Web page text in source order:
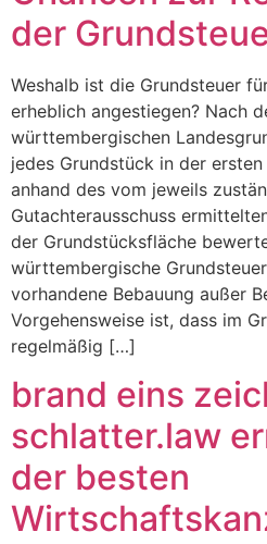
der
Weshalb ist die Grundsteuer
erheblich angestiegen? Nach
württembergischen
jedes Grundstück in der
anhand des vom jeweils
Gutachterausschuss
der Grundstücksfläche
württembergische
vorhandene Bebauung außer
Vorgehensweise ist, dass im
regelmäßig […]
brand eins
schlatter.law
der besten